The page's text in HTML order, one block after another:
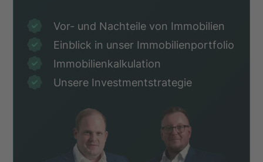
Vor- und Nachteile von Immobilien
Einblick in unser Immobilienportfolio
Immobilienkalkulation
Unsere Investmentstrategie